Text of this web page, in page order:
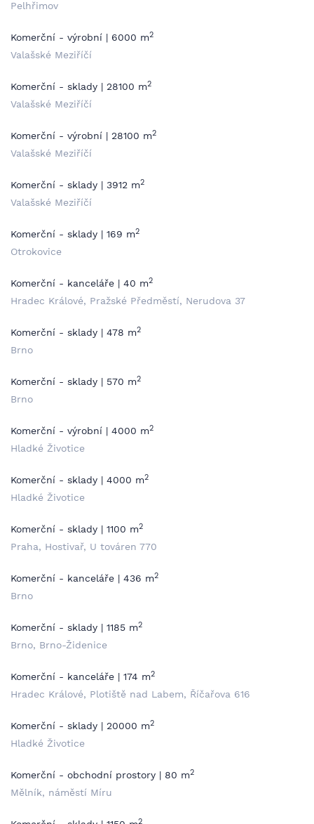
Pelhřimov
Komerční - výrobní | 6000 m2
Valašské Meziříčí
Komerční - sklady | 28100 m2
Valašské Meziříčí
Komerční - výrobní | 28100 m2
Valašské Meziříčí
Komerční - sklady | 3912 m2
Valašské Meziříčí
Komerční - sklady | 169 m2
Otrokovice
Komerční - kanceláře | 40 m2
Hradec Králové, Pražské Předměstí, Nerudova 37
Komerční - sklady | 478 m2
Brno
Komerční - sklady | 570 m2
Brno
Komerční - výrobní | 4000 m2
Hladké Životice
Komerční - sklady | 4000 m2
Hladké Životice
Komerční - sklady | 1100 m2
Praha, Hostivař, U továren 770
Komerční - kanceláře | 436 m2
Brno
Komerční - sklady | 1185 m2
Brno, Brno-Židenice
Komerční - kanceláře | 174 m2
Hradec Králové, Plotiště nad Labem, Říčařova 616
Komerční - sklady | 20000 m2
Hladké Životice
Komerční - obchodní prostory | 80 m2
Mělník, náměstí Míru
2